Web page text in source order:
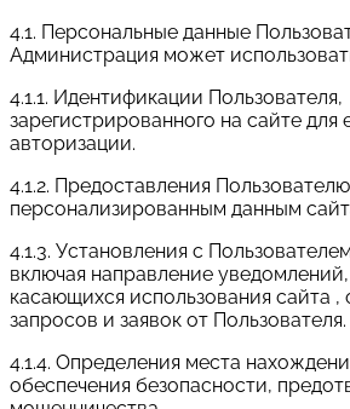
4.1. Персональные данные
Администрация может
4.1.1. Идентификации Пользователя,
зарегистрированного на сайте для
авторизации.
4.1.2. Предоставления
персонализированным данным
4.1.3. Установления с
включая направление
касающихся использования сайта ,
запросов и заявок от Пользователя.
4.1.4. Определения места
обеспечения безопасности,